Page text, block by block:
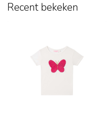
Recent bekeken